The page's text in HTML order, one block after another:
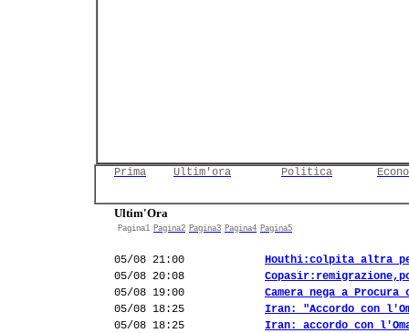
Prima Ultim'ora Politica
Ultim'Ora
Pagina1 Pagina2 Pagina3 Pagina4 Pagina5
05/08 21:00
Houthi:colpita altra
05/08 20:08
05/08 19:00
Camera nega a
05/08 18:25
Iran: "Accordo con
05/08 18:25
Iran: accordo con